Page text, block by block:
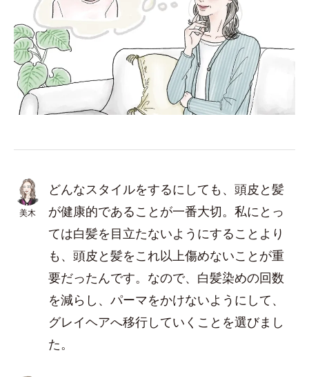
美木
どんなスタイルをするにしても、頭皮と髪
が健康的であることが一番大切。私にとっ
ては白髪を目立たないようにすることより
も、頭皮と髪をこれ以上傷めないことが重
要だったんです。なので、白髪染めの回数
を減らし、パーマをかけないようにして、
グレイヘアへ移行していくことを選びまし
た。